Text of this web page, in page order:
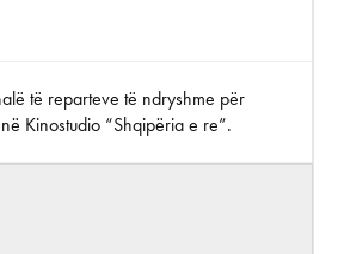
të reparteve të ndryshme për
Kinostudio “Shqipëria e re”.